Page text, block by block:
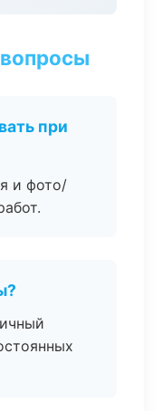
при
и фото/